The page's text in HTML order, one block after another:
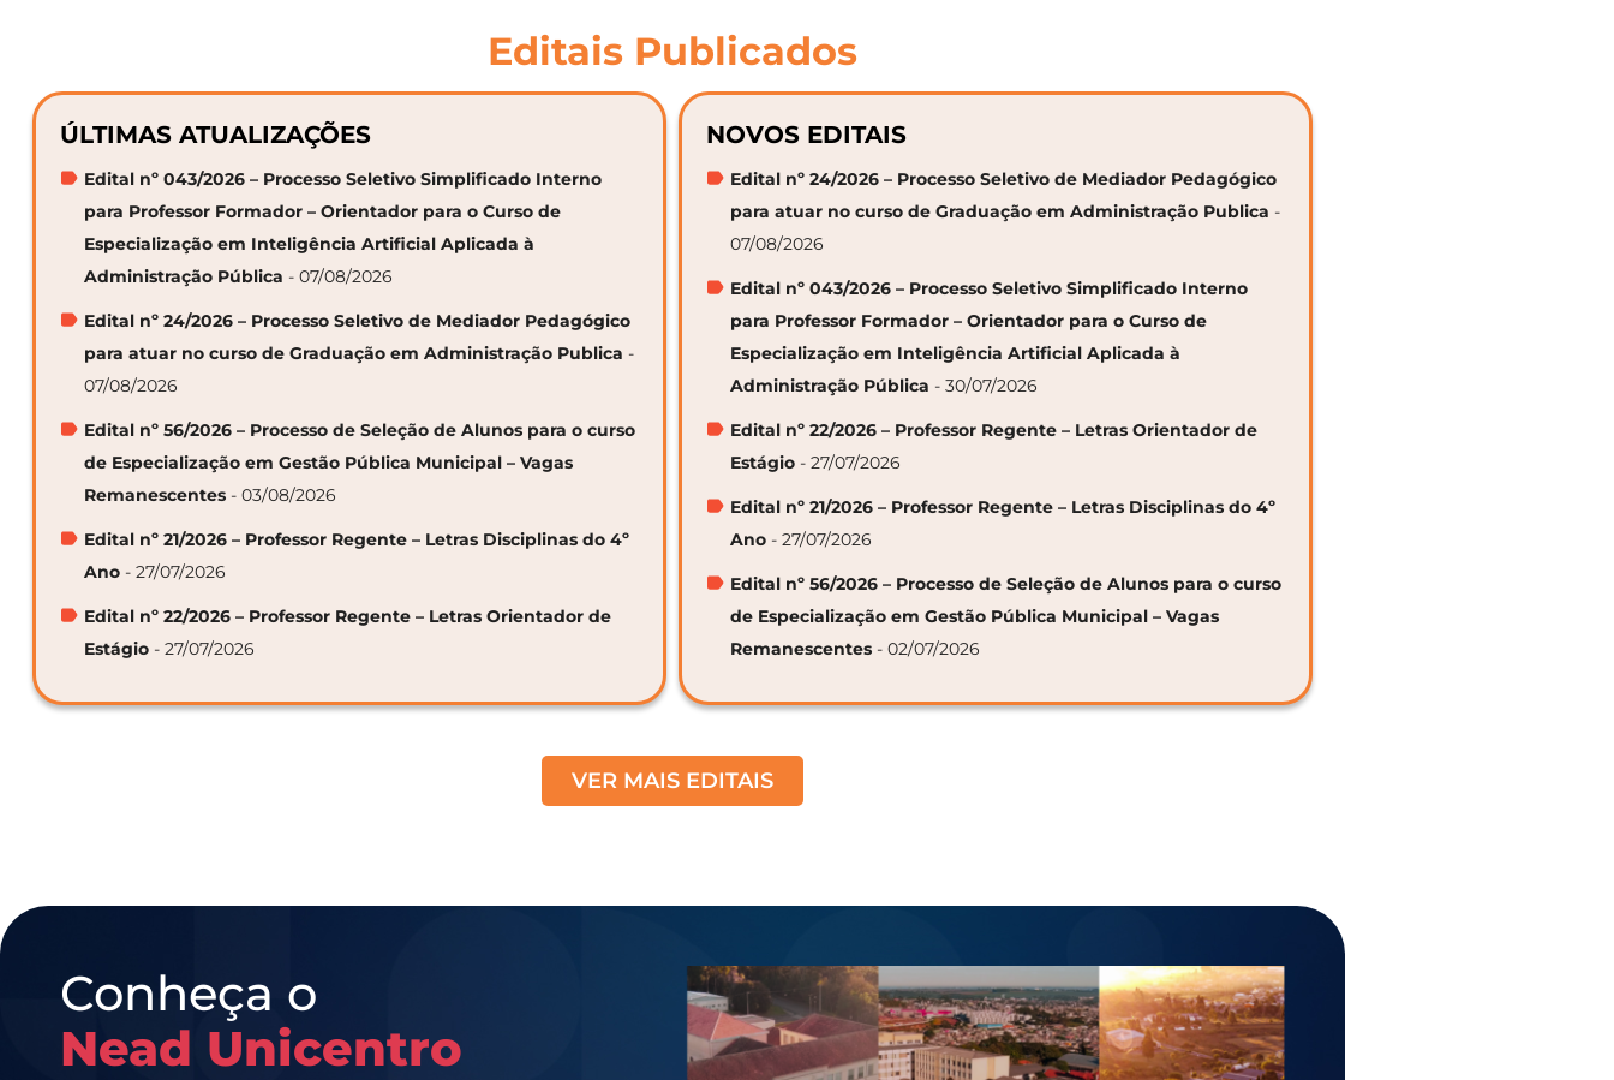
Editais Publicados
ÚLTIMAS ATUALIZAÇÕES
Edital nº 043/2026 – Processo Seletivo Simplificado Interno
para Professor Formador – Orientador para o Curso de
Especialização em Inteligência Artificial Aplicada à
Administração Pública - 07/08/2026
Edital nº 24/2026 – Processo Seletivo de Mediador Pedagógico
para atuar no curso de Graduação em Administração Publica -
07/08/2026
Edital nº 56/2026 – Processo de Seleção de Alunos para o curso
de Especialização em Gestão Pública Municipal – Vagas
Remanescentes - 03/08/2026
Edital nº 21/2026 – Professor Regente – Letras Disciplinas do 4º
Ano - 27/07/2026
Edital nº 22/2026 – Professor Regente – Letras Orientador de
Estágio - 27/07/2026
NOVOS EDITAIS
Edital nº 24/2026 – Processo Seletivo de Mediador Pedagógico
para atuar no curso de Graduação em Administração Publica -
07/08/2026
Edital nº 043/2026 – Processo Seletivo Simplificado Interno
para Professor Formador – Orientador para o Curso de
Especialização em Inteligência Artificial Aplicada à
Administração Pública - 30/07/2026
Edital nº 22/2026 – Professor Regente – Letras Orientador de
Estágio - 27/07/2026
Edital nº 21/2026 – Professor Regente – Letras Disciplinas do 4º
Ano - 27/07/2026
Edital nº 56/2026 – Processo de Seleção de Alunos para o curso
de Especialização em Gestão Pública Municipal – Vagas
Remanescentes - 02/07/2026
VER MAIS EDITAIS
Conheça o
Nead Unicentro